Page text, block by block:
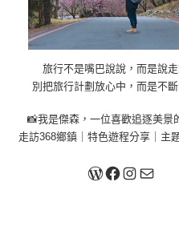
旅行不是嘴巴說說，而是說
別把旅行計劃放心中，而是不
📸我是傑森，一位喜歡追逐美景
走訪368鄉鎮｜特色遊程分享｜主
關於我